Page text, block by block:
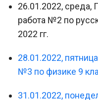
26.01.2022, среда,
работа №2 по
2022 гг.
28.01.2022,
№3 по физике 9
31.01.2022,